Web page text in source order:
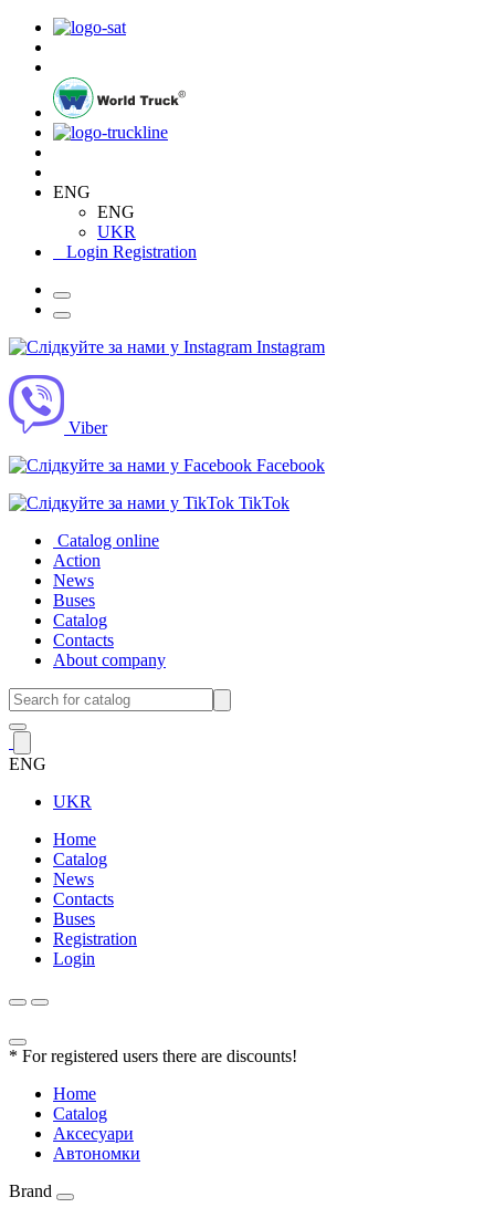
ENG
ENG
UKR
Login Registration
Instagram
Viber
Facebook
TikTok
Catalog online
Action
News
Buses
Catalog
Contacts
About company
ENG
UKR
Home
Catalog
News
Contacts
Buses
Registration
Login
* For registered users there are discounts!
Home
Catalog
Аксесуари
Автономки
Brand